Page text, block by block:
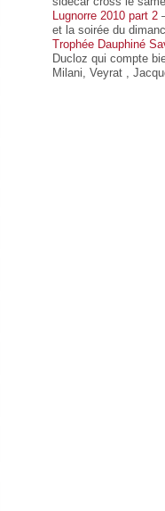
Lugnorre 2010 part 2
et la soirée du
Trophée Dauphiné
Ducloz qui compte
Milani, Veyrat ,